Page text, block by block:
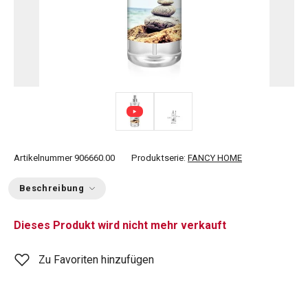
Artikelnummer 906660.00 Produktserie: FANCY HOME
Beschreibung
Dieses Produkt wird nicht mehr verkauft
Zu Favoriten hinzufügen